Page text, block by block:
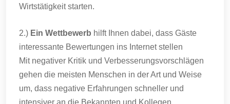
Wirtstätigkeit starten.
2.) Ein Wettbewerb hilft Ihnen dabei, dass Gäste
interessante Bewertungen ins Internet stellen
Mit negativer Kritik und Verbesserungsvorschlägen
gehen die meisten Menschen in der Art und Weise
um, dass negative Erfahrungen schneller und
intensiver an die Bekannten und Kollegen